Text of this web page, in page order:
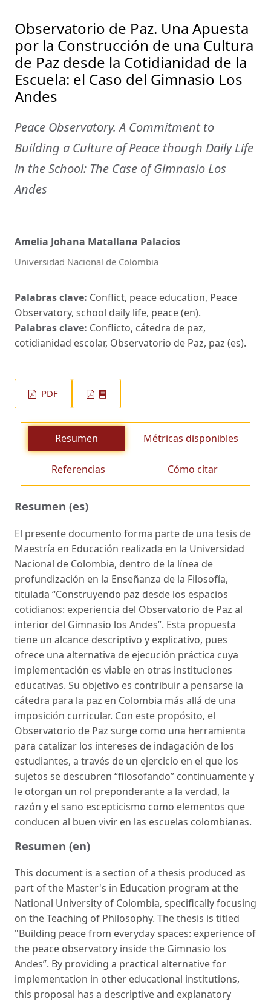
Observatorio de Paz. Una Apuesta
por la Construcción de una Cultura
de Paz desde la Cotidianidad de la
Escuela: el Caso del Gimnasio Los
Andes
Peace Observatory. A Commitment to
Building a Culture of Peace though Daily Life
in the School: The Case of Gimnasio Los
Andes
Amelia Johana Matallana Palacios
Universidad Nacional de Colombia
Palabras clave: Conflict, peace education, Peace
Observatory, school daily life, peace (en).
Palabras clave: Conflicto, cátedra de paz,
cotidianidad escolar, Observatorio de Paz, paz (es).
PDF
Resumen Métricas disponibles
Referencias Cómo citar
Resumen (es)
El presente documento forma parte de una tesis de
Maestría en Educación realizada en la Universidad
Nacional de Colombia, dentro de la línea de
profundización en la Enseñanza de la Filosofía,
titulada “Construyendo paz desde los espacios
cotidianos: experiencia del Observatorio de Paz al
interior del Gimnasio los Andes”. Esta propuesta
tiene un alcance descriptivo y explicativo, pues
ofrece una alternativa de ejecución práctica cuya
implementación es viable en otras instituciones
educativas. Su objetivo es contribuir a pensarse la
cátedra para la paz en Colombia más allá de una
imposición curricular. Con este propósito, el
Observatorio de Paz surge como una herramienta
para catalizar los intereses de indagación de los
estudiantes, a través de un ejercicio en el que los
sujetos se descubren “filosofando” continuamente y
le otorgan un rol preponderante a la verdad, la
razón y el sano escepticismo como elementos que
conducen al buen vivir en las escuelas colombianas.
Resumen (en)
This document is a section of a thesis produced as
part of the Master's in Education program at the
National University of Colombia, specifically focusing
on the Teaching of Philosophy. The thesis is titled
"Building peace from everyday spaces: experience of
the peace observatory inside the Gimnasio los
Andes”. By providing a practical alternative for
implementation in other educational institutions,
this proposal has a descriptive and explanatory